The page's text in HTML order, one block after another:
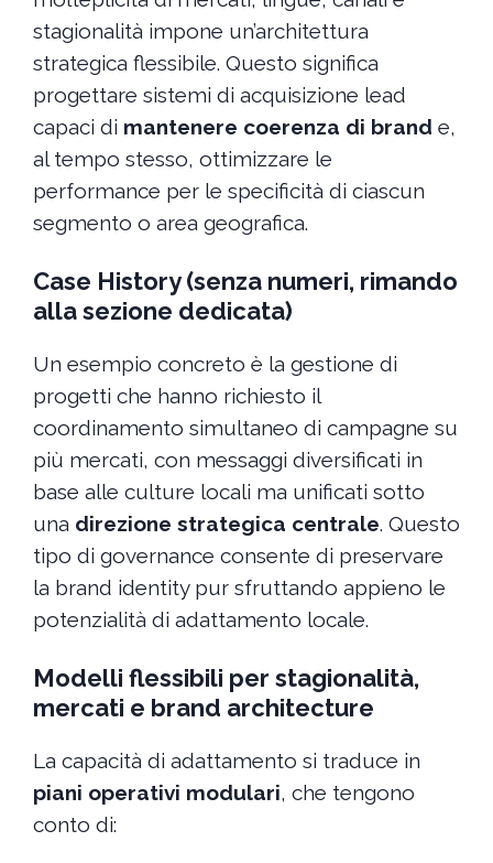
stagionalità impone un’architettura
strategica flessibile. Questo significa
progettare sistemi di acquisizione lead
capaci di mantenere coerenza di brand e,
al tempo stesso, ottimizzare le
performance per le specificità di ciascun
segmento o area geografica.
Case History (senza numeri, rimando
alla sezione dedicata)
Un esempio concreto è la gestione di
progetti che hanno richiesto il
coordinamento simultaneo di campagne su
più mercati, con messaggi diversificati in
base alle culture locali ma unificati sotto
una direzione strategica centrale. Questo
tipo di governance consente di preservare
la brand identity pur sfruttando appieno le
potenzialità di adattamento locale.
Modelli flessibili per stagionalità,
mercati e brand architecture
La capacità di adattamento si traduce in
piani operativi modulari, che tengono
conto di: